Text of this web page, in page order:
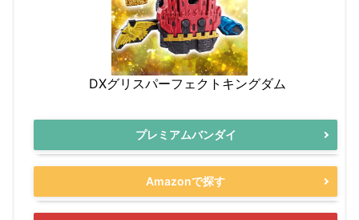
DXグリスパーフェクトキングダム
プレミアムバンダイ
Amazonで探す